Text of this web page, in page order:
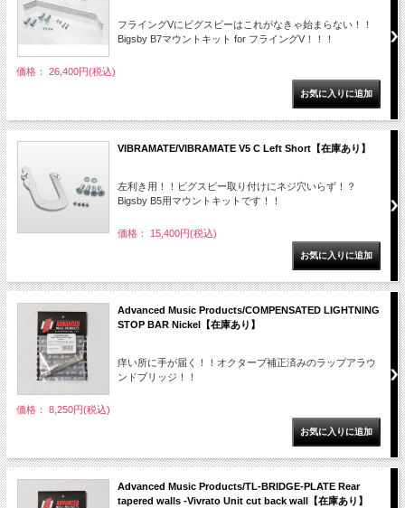
フライングVにビグスビーはこれがなきゃ始まらない！！
Bigsby B7マウントキット for フライングV！！！
価格： 26,400円(税込)
VIBRAMATE/VIBRAMATE V5 C Left Short【在庫あり】
左利き用！！ビグスビー取り付けにネジ穴いらず！？
Bigsby B5用マウントキットです！！
価格： 15,400円(税込)
Advanced Music Products/COMPENSATED LIGHTNING
STOP BAR Nickel【在庫あり】
痒い所に手が届く！！オクターブ補正済みのラップアラウ
ンドブリッジ！！
価格： 8,250円(税込)
Advanced Music Products/TL-BRIDGE-PLATE Rear
tapered walls -Vivrato Unit cut back wall【在庫あり】